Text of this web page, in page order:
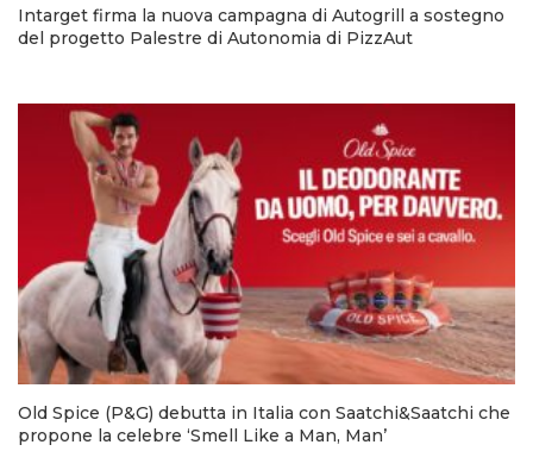
Intarget firma la nuova campagna di Autogrill a sostegno
del progetto Palestre di Autonomia di PizzAut
Old Spice (P&G) debutta in Italia con Saatchi&Saatchi che
propone la celebre ‘Smell Like a Man, Man’